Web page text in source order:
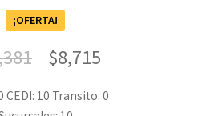
¡OFERTA!
$8,715
CEDI: 10 Transito: 0